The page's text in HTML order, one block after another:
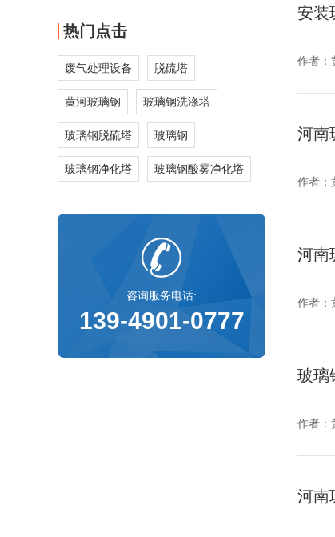
热门点击
废气处理设备 脱硫塔
黄河玻璃钢 玻璃钢洗涤塔
玻璃钢脱硫塔 玻璃钢
玻璃钢净化塔 玻璃钢酸雾净化塔
咨询服务电话:
139-4901-0777
安装
作者：
河南
作者：
河南
作者：
玻璃
作者：
河南